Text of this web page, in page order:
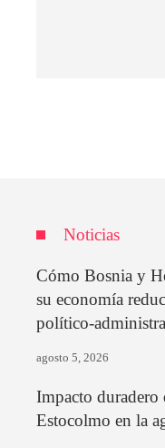
Noticias
Cómo Bosnia y
su economía
político-
agosto 5, 2026
Impacto duradero
Estocolmo en la